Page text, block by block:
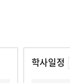
학사일정